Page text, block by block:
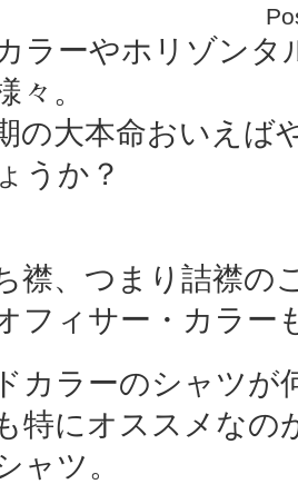
ラーやホリゾンタ
々。
の大本命おいえば
うか？
襟、つまり詰襟の
フィサー・カラー
カラーのシャツが
特にオススメなの
ャツ。